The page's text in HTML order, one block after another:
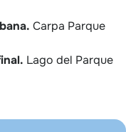
Carpa Parque
Lago del Parque